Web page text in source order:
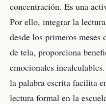
concentración. Es una
Por ello, integrar la
desde los primeros
de tela, proporciona
emocionales
la palabra escrita facilita
lectura formal en la